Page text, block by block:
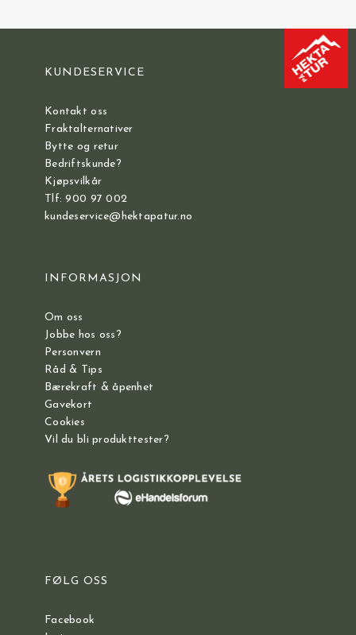
KUNDESERVICE
Kontakt oss
Fraktalternativer
Bytte og retur
Bedriftskunde?
Kjøpsvilkår
Tlf: 900 97 002
kundeservice@hektapatur.no
INFORMASJON
Om oss
Jobbe hos oss?
Personvern
Råd & Tips
Bærekraft & åpenhet
Gavekort
Cookies
Vil du bli produkttester?
FØLG OSS
Facebook